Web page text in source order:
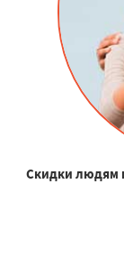
Скидки людям